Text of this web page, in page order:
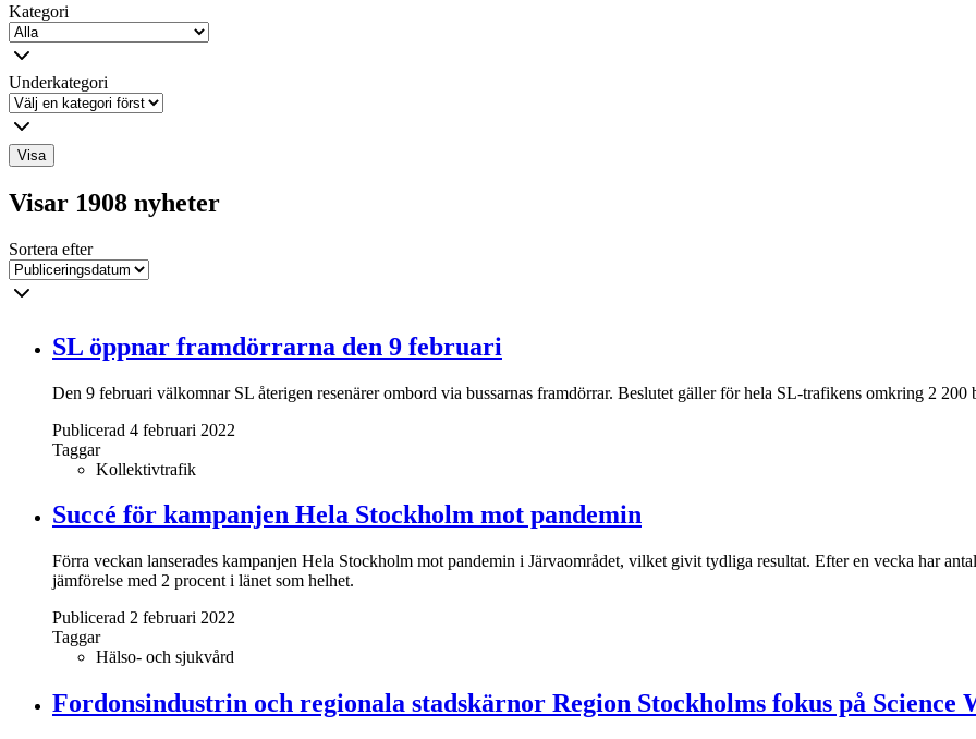
Kategori
Underkategori
Visa
Visar 1908 nyheter
Sortera efter
SL öppnar framdörrarna den 9 februari
Den 9 februari välkomnar SL återigen resenärer ombord via bussarnas framdörrar. Beslutet gäller för hela SL-trafikens omkring 2 200
Publicerad 4 februari 2022
Taggar
Kollektivtrafik
Succé för kampanjen Hela Stockholm mot pandemin
Förra veckan lanserades kampanjen Hela Stockholm mot pandemin i Järvaområdet, vilket givit tydliga resultat. Efter en vecka har
jämförelse med 2 procent i länet som helhet.
Publicerad 2 februari 2022
Taggar
Hälso- och sjukvård
Fordonsindustrin och regionala stadskärnor Region Stockholms fokus på Science